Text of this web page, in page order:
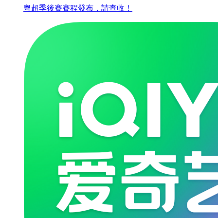
粵超季後賽賽程發布，請查收！